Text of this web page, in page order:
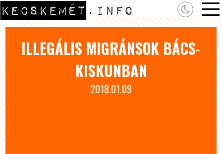
ILLEGÁLIS MIGRÁNSOK BÁCS-
KISKUNBAN
2018.01.09